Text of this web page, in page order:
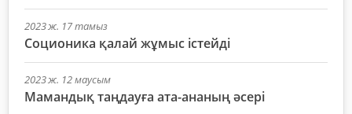
2023 ж. 17 тамыз
Соционика қалай жұмыс істейді
2023 ж. 12 маусым
Мамандық таңдауға ата-ананың әсері